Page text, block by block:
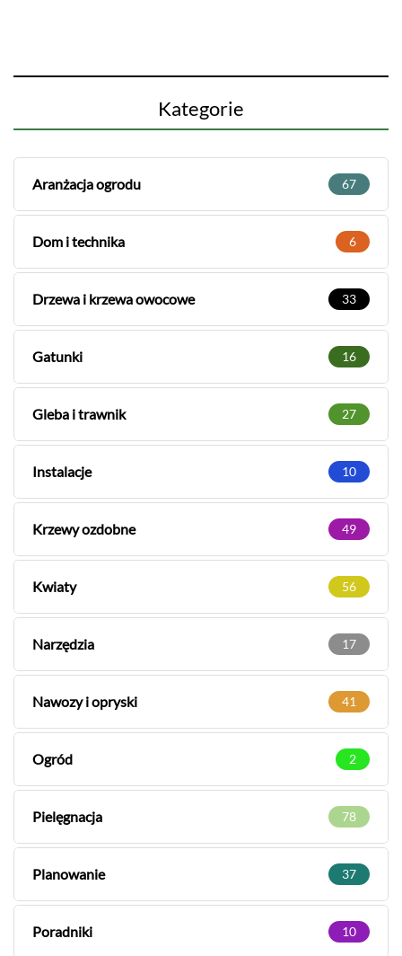
Kategorie
Aranżacja ogrodu 67
Dom i technika 6
Drzewa i krzewa owocowe 33
Gatunki 16
Gleba i trawnik 27
Instalacje 10
Krzewy ozdobne 49
Kwiaty 56
Narzędzia 17
Nawozy i opryski 41
Ogród 2
Pielęgnacja 78
Planowanie 37
Poradniki 10